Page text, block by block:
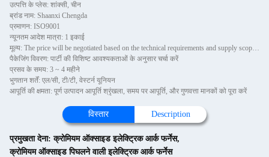
उत्पत्ति के प्लेस: शांक्सी, चीन
ब्रांड नाम: Shaanxi Chengda
प्रमाणन: ISO9001
न्यूनतम आदेश मात्रा: 1 इकाई
मूल्य: The price will be negotiated based on the technical requirements and supply scope of Party A
पैकेजिंग विवरण: पार्टी की विशिष्ट आवश्यकताओं के अनुसार चर्चा करें
प्रसव के समय: 3 ~ 4 महीने
भुगतान शर्तें: एल/सी, टी/टी, वेस्टर्न यूनियन
आपूर्ति की क्षमता: पूर्ण उत्पादन आपूर्ति श्रृंखला, समय पर आपूर्ति, और गुणवत्ता मानकों को पूरा करें
विस्तार Description
प्रमुखता देना:क्रोमियम ऑक्साइड इलेक्ट्रिक आर्क फर्नेस,
क्रोमियम ऑक्साइड पिघलने वाली इलेक्ट्रिक आर्क फर्नेस